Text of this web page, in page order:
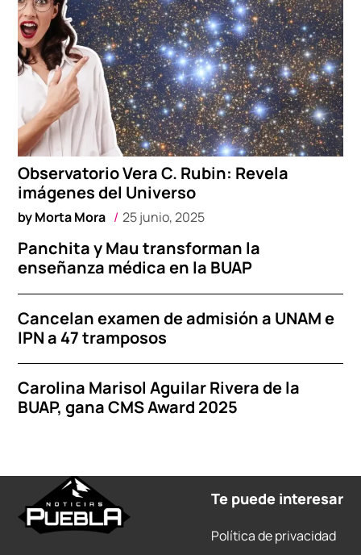
Observatorio Vera C. Rubin: Revela
imágenes del Universo
byMorta Mora 25 junio, 2025
Panchita y Mau transforman la
enseñanza médica en la BUAP
Cancelan examen de admisión a UNAM e
IPN a 47 tramposos
Carolina Marisol Aguilar Rivera de la
BUAP, gana CMS Award 2025
Te puede interesar
Política de privacidad